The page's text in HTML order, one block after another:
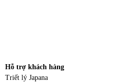
Hỗ trợ khách hàng
Triết lý Japana